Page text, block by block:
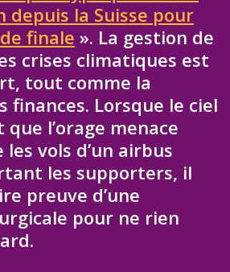
depuis la Suisse pour
finale ». La gestion de
crises climatiques est
tout comme la
finances. Lorsque le ciel
que l’orage menace
vols d’un airbus
les supporters, il
preuve d’une
pour ne rien